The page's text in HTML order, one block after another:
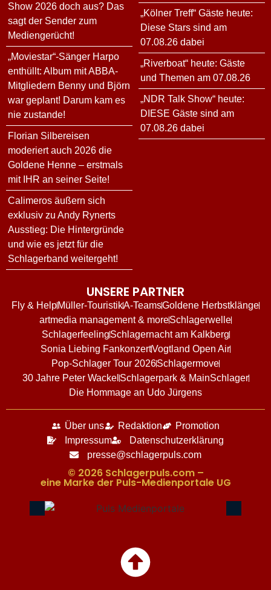
Show 2026 doch aus? Das
sagt der Sender zum
Mediengerücht!
„Moviestar“-Sänger Harpo
enthüllt: Album mit ABBA-
Mitgliedern Benny und Björn
war geplant! Darum kam es
nie zustande!
Florian Silbereisen
moderiert auch 2026 die
Goldene Henne – erstmals
mit IHR an seiner Seite!
Calimeros äußern sich
exklusiv zu Andy Rynerts
Ausstieg: Die Hintergründe
und wie es jetzt für die
Schlagerband weitergeht!
„Kölner Treff“ Gäste heute:
Diese Stars sind am
07.08.26 dabei
„Riverboat“ heute: Gäste
und Themen am 07.08.26
„NDR Talk Show“ heute:
DIESE Gäste sind am
07.08.26 dabei
UNSERE PARTNER
Fly & HelpMüller-TouristikA-TeamsGoldene Herbstklänge
artmedia management & moreSchlagerwelle
SchlagerfeelingSchlagernacht am Kalkberg
Sonia Liebing FankonzertVogtland Open Air
Pop-Schlager Tour 2026Schlagermove
30 Jahre Peter Wackel Schlagerpark & MainSchlager
Die Hommage an Udo Jürgens
Über uns Redaktion
Promotion
Impressum
Datenschutzerklärung
presse@schlagerpuls.com
© 2026 Schlagerpuls.com –
eine Marke der Puls-Medienportale UG​